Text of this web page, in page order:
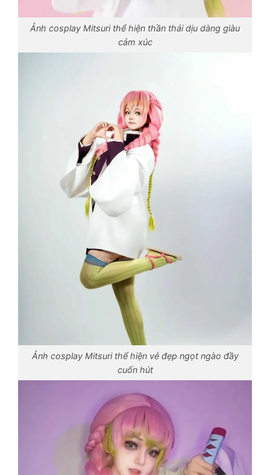
Ảnh cosplay Mitsuri thể hiện thần thái dịu dàng giàu
cảm xúc
Ảnh cosplay Mitsuri thể hiện vẻ đẹp ngọt ngào đầy
cuốn hút